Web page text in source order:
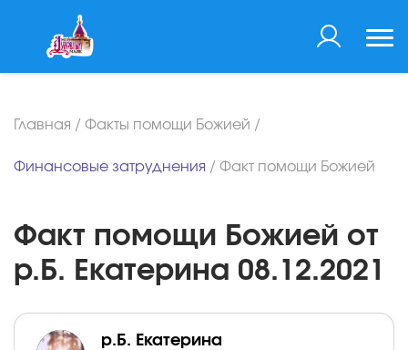
Главная / Факты помощи Божией /
Финансовые затруднения / Факт помощи Божией
Факт помощи Божией от
р.Б. Екатерина 08.12.2021
р.Б. Екатерина